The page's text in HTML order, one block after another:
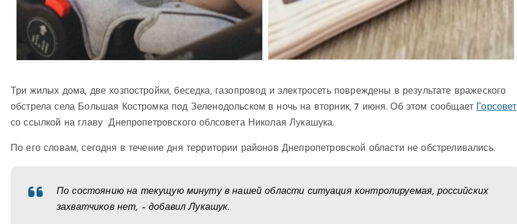
Три жилых дома, две хозпостройки, беседка, газопровод и электросеть повреждены в результате вражеского
обстрела села Большая Костромка под Зеленодольском в ночь на вторник, 7 июня. Об этом сообщает
Горсовет
со ссылкой на главу Днепропетровского облсовета Николая Лукашука.
По его словам, сегодня в течение дня территории районов Днепропетровской области не обстреливались.
По состоянию на текущую минуту в нашей области ситуация контролируемая, российских
захватчиков нет, – добавил Лукашук.